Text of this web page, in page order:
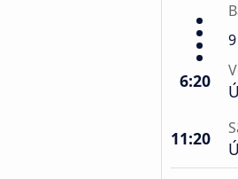
6:20
11:20